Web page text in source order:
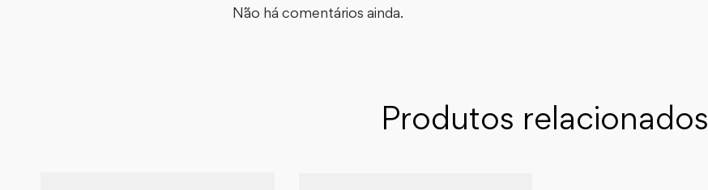
Não há comentários ainda.
Produtos relacionados